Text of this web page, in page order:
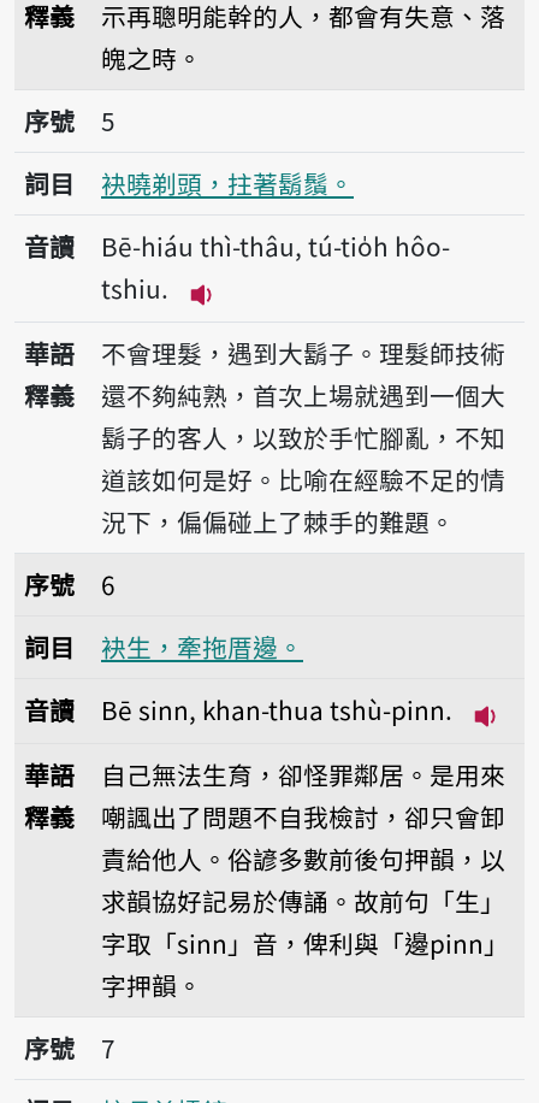
釋義
示再聰明能幹的人，都會有失意、落
魄之時。
序號5袂曉剃頭，拄著鬍鬚。
序號
5
詞目
袂曉剃頭，拄著鬍鬚。
音讀
Bē-hiáu thì-thâu, tú-tio̍h hôo-
tshiu.
播放音讀Bē-hiáu thì-thâu,
華語
釋義
不會理髮，遇到大鬍子。理髮師技術
還不夠純熟，首次上場就遇到一個大
鬍子的客人，以致於手忙腳亂，不知
道該如何是好。比喻在經驗不足的情
況下，偏偏碰上了棘手的難題。
序號6袂生，牽拖厝邊。
序號
6
詞目
袂生，牽拖厝邊。
音讀
Bē sinn, khan-thua tshù-pinn.
華語
釋義
自己無法生育，卻怪罪鄰居。是用來
嘲諷出了問題不自我檢討，卻只會卸
責給他人。俗諺多數前後句押韻，以
求韻協好記易於傳誦。故前句「生」
字取「sinn」音，俾利與「邊pinn」
字押韻。
序號7校長兼摃鐘。
序號
7